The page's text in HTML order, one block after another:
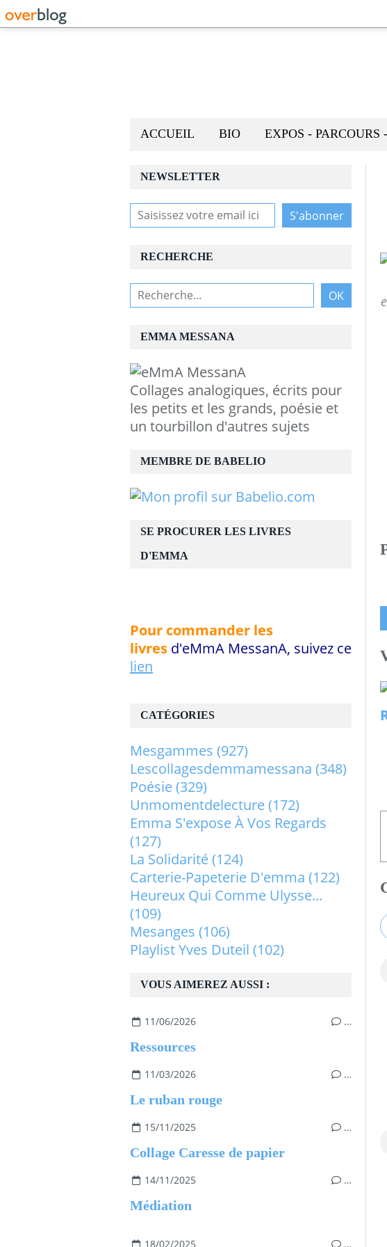
ACCUEIL BIO EXPOS - PARCOURS
NEWSLETTER
RECHERCHE
EMMA MESSANA
Collages analogiques, écrits pour
les petits et les grands, poésie et
un tourbillon d'autres sujets
VOUS AIMEREZ AUSSI :
11/06/2026 …
Ressources
11/03/2026 …
Le ruban rouge
15/11/2025 …
Collage Caresse de papier
14/11/2025 …
Médiation
18/02/2025 …
CATÉGORIES
Mesgammes (927)
Lescollagesdemmamessana (348)
Poésie(329)
Unmomentdelecture(172)
Emma S'expose À Vos Regards
(127)
La Solidarité(124)
Carterie-Papeterie D'emma (122)
Heureux Qui Comme Ulysse...
(109)
Mesanges (106)
Playlist Yves Duteil (102)
MEMBRE DE BABELIO
SE PROCURER LES LIVRES
D'EMMA
Pour commander les
livres d'eMmA MessanA, suivez ce
lien